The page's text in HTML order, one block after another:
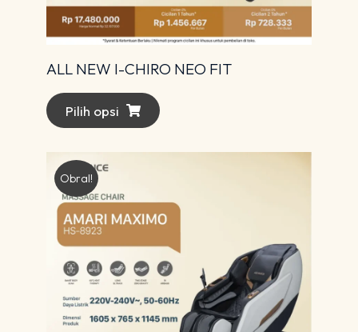
ALL NEW I-CHIRO NEO FIT
Pilih opsi
Obral!